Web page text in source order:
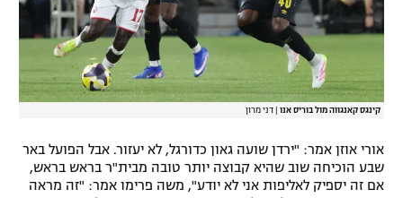
קינגס קאנגווה מול בוריס אנו דני מרון
אורי אוזן אמר: "ירדן שועה גאון כדורגל, לא יעזור. אבל הפועל באר
שבע הוכיחה שוב שהיא קבוצה יותר טובה מבית"ר בראש בראש,
אם זה יספיק לאליפות אני לא יודע", משה פרימו אמר: "זה מראה